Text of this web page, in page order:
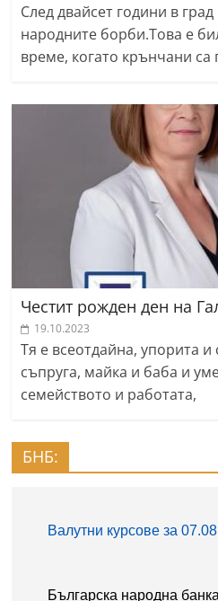
След двайсет години в
народните борби.Това е
време, когато крънчани са
Честит рожден ден на
19.10.2023
Тя е всеотдайна, упорита
съпруга, майка и баба и
семейството и работата,
БНБ: